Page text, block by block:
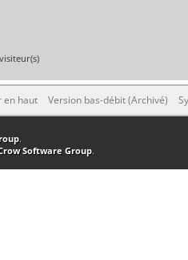
en haut Version bas-débit (Archivé)
.
Software Group.